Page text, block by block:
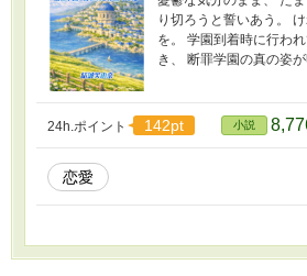
り切ろうと誓いあう。
を。 学園到着時に行わ
き、 断罪学園の真の姿
24h.ポイント 142pt 小説
恋愛